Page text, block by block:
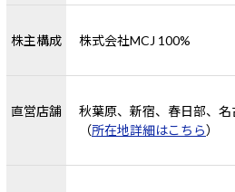
株主構成 株式会社MCJ 100%
直営店舗
秋葉原、新宿、春日部、
（所在地詳細はこちら）